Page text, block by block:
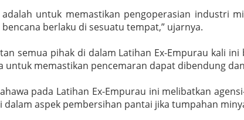
untuk memastikan pengoperasian industri
berlaku di sesuatu tempat,” ujarnya.
semua pihak di dalam Latihan Ex-Empurau kali
untuk memastikan pencemaran dapat dibendung
pada Latihan Ex-Empurau ini melibatkan
dalam aspek pembersihan pantai jika tumpahan